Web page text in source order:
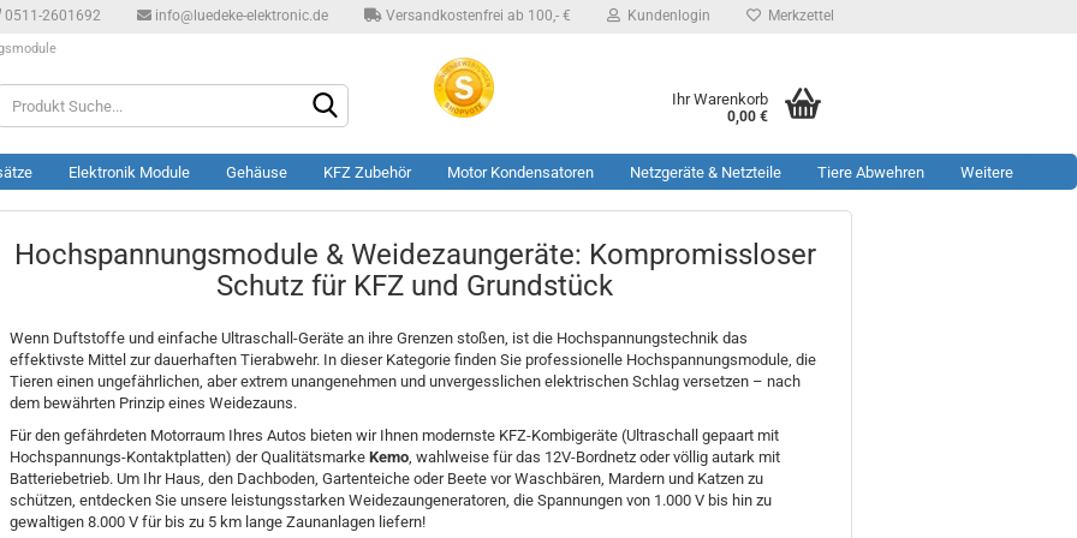
0511-2601692 info@luedeke-elektronic.de Versandkostenfrei ab 100,- € Kundenlogin Merkzettel
Produkt
Ihr Warenkorb
0,00 €
Elektronik Module Gehäuse KFZ Zubehör Motor Kondensatoren Netzgeräte & Netzteile Tiere Abwehren Weitere
Hochspannungsmodule & Weidezaungeräte: Kompromissloser
Schutz für KFZ und Grundstück
Wenn Duftstoffe und einfache Ultraschall-Geräte an ihre Grenzen stoßen, ist die Hochspannungstechnik das
effektivste Mittel zur dauerhaften Tierabwehr. In dieser Kategorie finden Sie professionelle Hochspannungsmodule, die
Tieren einen ungefährlichen, aber extrem unangenehmen und unvergesslichen elektrischen Schlag versetzen – nach
dem bewährten Prinzip eines Weidezauns.
Für den gefährdeten Motorraum Ihres Autos bieten wir Ihnen modernste KFZ-Kombigeräte (Ultraschall gepaart mit
Hochspannungs-Kontaktplatten) der Qualitätsmarke Kemo, wahlweise für das 12V-Bordnetz oder völlig autark mit
Batteriebetrieb. Um Ihr Haus, den Dachboden, Gartenteiche oder Beete vor Waschbären, Mardern und Katzen zu
schützen, entdecken Sie unsere leistungsstarken Weidezaungeneratoren, die Spannungen von 1.000 V bis hin zu
gewaltigen 8.000 V für bis zu 5 km lange Zaunanlagen liefern!